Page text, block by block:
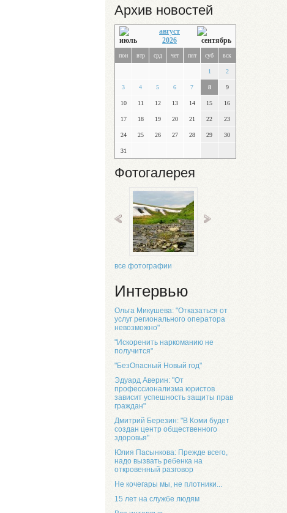
Архив новостей
август
2026
пон втр срд чет пят суб вск
1 2
3 4 5 6 7 8 9
10 11 12 13 14 15 16
17 18 19 20 21 22 23
24 25 26 27 28 29 30
31
Фотогалерея
все фотографии
Интервью
Ольга Микушева: "Отказаться от
услуг регионального оператора
невозможно"
"Искоренить наркоманию не
получится"
"БезОпасный Новый год"
Эдуард Аверин: "От
профессионализма юристов
зависит успешность защиты прав
граждан"
Дмитрий Березин: "В Коми будет
создан центр общественного
здоровья"
Юлия Пасынкова: Прежде всего,
надо вызвать ребенка на
откровенный разговор
Не кочегары мы, не плотники...
15 лет на службе людям